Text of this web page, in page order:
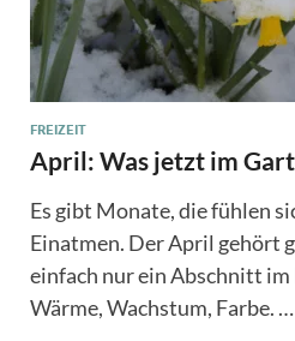
FREIZEIT
April: Was jetzt im
Es gibt Monate, die fühlen
Einatmen. Der April gehört
einfach nur ein Abschnitt
Wärme, Wachstum, Farbe. …